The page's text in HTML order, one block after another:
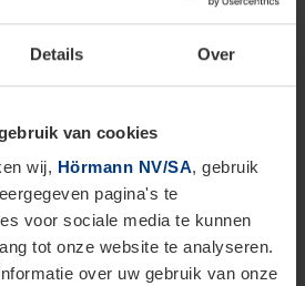
Details Over
van cookies
wij, Hörmann NV/SA, gebruik
pagina's te
voor sociale media te kunnen
tot onze website te analyseren.
over uw gebruik van onze